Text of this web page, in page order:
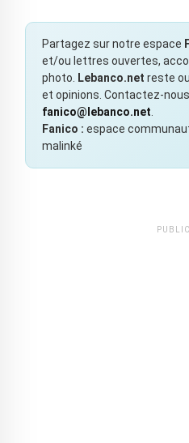
Partagez sur notre espace
et/ou lettres ouvertes,
photo.
Lebanco.net reste
et opinions. Contactez-
fanico@lebanco.net
Fanico : espace
malinké